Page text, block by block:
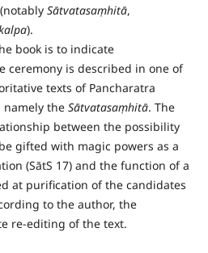
Sātvatasaṃhitā,
).
book is to indicate
ceremony is described in one of
texts of Pancharatra
namely the Sātvatasaṃhitā. The
between the possibility
gifted with magic powers as a
(SātS 17) and the function of a
at purification of the candidates
to the author, the
re-editing of the text.